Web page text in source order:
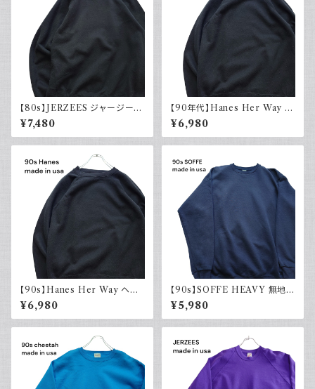
【80s】JERZEES ジャージーズ
Plain sweatshirt 無地スウェッ
ト ブラック 黒 ラグランスリーブ
USA製 古着
¥7,480
【90年代】Hanes Her Way ヘ
インズ Plain sweatshirt 無地
スウェット ブラック 黒 ラグラン
スリーブ USA製 アメリカ古着
¥6,980
【90s】Hanes Her Way ヘイ
ンズ Plain sweatshirt 無地ス
ウェット ブラック 黒 ラグランス
リーブ USA製 古着
¥6,980
【90s】SOFFE HEAVY 無地ス
ウェット Plain sweatshirt 90
年代 古着 USA製
¥5,980